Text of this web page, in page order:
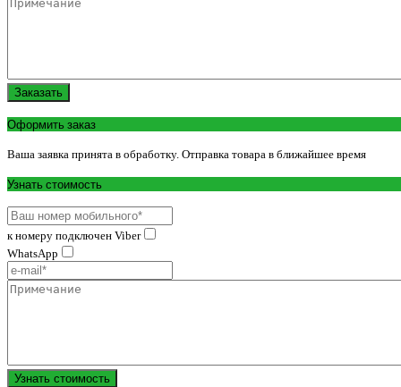
Заказать
Оформить заказ
Ваша заявка принята в обработку. Отправка товара в ближайшее время
Узнать стоимость
к номеру подключен Viber
WhatsApp
Узнать стоимость